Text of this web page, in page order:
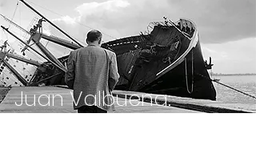
Juan Valbuena: